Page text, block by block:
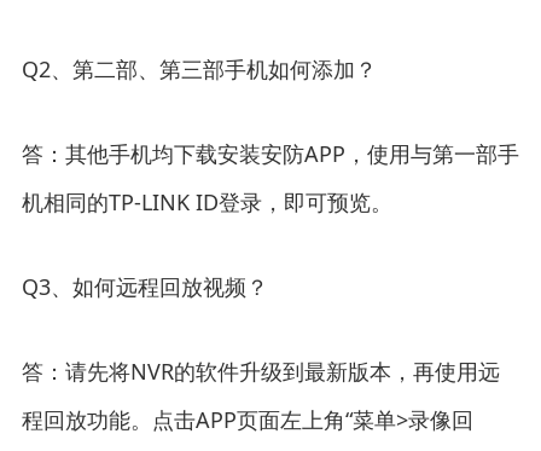
Q2、第二部、第三部手机如何添加？
答：其他手机均下载安装安防APP，使用与第一部手
机相同的TP-LINK ID登录，即可预览。
Q3、如何远程回放视频？
答：请先将NVR的软件升级到最新版本，再使用远
程回放功能。点击APP页面左上角“菜单>录像回